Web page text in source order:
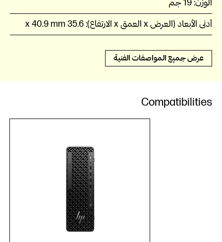
الوزن:19‏ جم
أدنى الأبعاد (العرض x العمق x الارتفاع): 35.6 x 40.9 mm
عرض جميع المواصفات الفنية
Compatibilities